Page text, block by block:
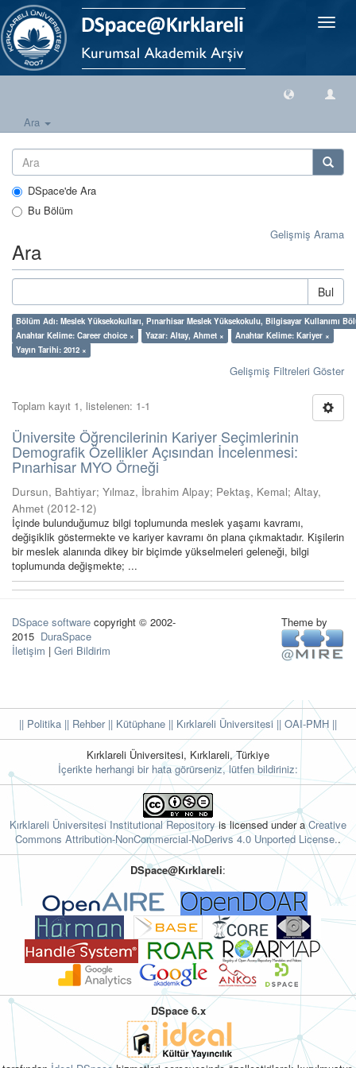
Geçiş
Ara
DSpace'de Ara
Bu Bölüm
Gelişmiş Arama
Ara
Bul
Bölüm Adı: Meslek Yüksekokulları, Pınarhisar Meslek Yüksekokulu, Bilgisayar Kullanımı
Anahtar Kelime: Career choice ×
Yazar: Altay, Ahmet ×
Anahtar Kelime: Kariyer ×
Yayın Tarihi: 2012 ×
Gelişmiş Filtreleri Göster
Toplam kayıt 1, listelenen: 1-1
Üniversite Öğrencilerinin Kariyer Seçimlerinin
Demografik Özellikler Açısından İncelenmesi:
Pınarhisar MYO Örneği
Dursun, Bahtiyar; Yılmaz, İbrahim Alpay; Pektaş, Kemal; Altay,
Ahmet (2012-12)
İçinde bulunduğumuz bilgi toplumunda meslek yaşamı kavramı,
değişiklik göstermekte ve kariyer kavramı ön plana çıkmaktadır. Kişilerin
bir meslek alanında dikey bir biçimde yükselmeleri geleneği, bilgi
toplumunda değişmekte; ...
DSpace software copyright © 2002-
2015 DuraSpace
İletişim | Geri Bildirim
Theme by
|| Politika || Rehber|| Kütüphane || Kırklareli Üniversitesi || OAI-PMH ||
Kırklareli Üniversitesi, Kırklareli, Türkiye
İçerikte herhangi bir hata görürseniz, lütfen bildiriniz:
Kırklareli Üniversitesi Institutional Repositoryis licensed under aCreative
Commons Attribution-NonCommercial-NoDerivs 4.0 Unported License..
DSpace@Kırklareli:
DSpace 6.x